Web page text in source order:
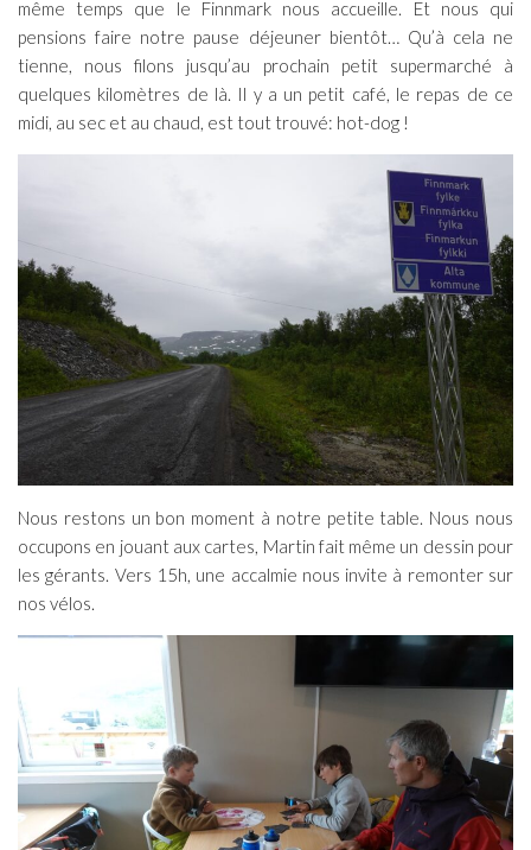
même temps que le Finnmark nous accueille. Et nous qui
pensions faire notre pause déjeuner bientôt… Qu’à cela ne
tienne, nous filons jusqu’au prochain petit supermarché à
quelques kilomètres de là. Il y a un petit café, le repas de ce
midi, au sec et au chaud, est tout trouvé: hot-dog !
Nous restons un bon moment à notre petite table. Nous nous
occupons en jouant aux cartes, Martin fait même un dessin pour
les gérants. Vers 15h, une accalmie nous invite à remonter sur
nos vélos.